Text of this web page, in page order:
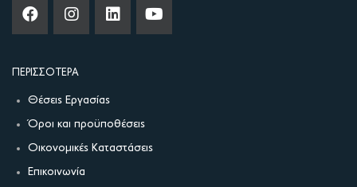
ΠΕΡΙΣΣΌΤΕΡΑ
Θέσεις Εργασίας
Όροι και προϋποθέσεις
Οικονομικές Καταστάσεις
Επικοινωνία